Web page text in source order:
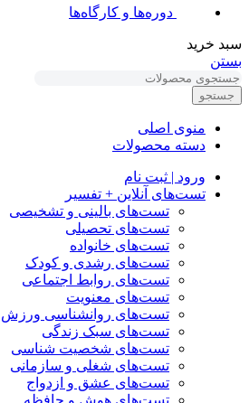
دوره‌ها و کارگاه‌ها
سبد خرید
بستن
جستجو
منوی اصلی
دسته محصولات
ورود | ثبت نام
تست‌های آنلاین + تفسیر
تست‌های بالینی و تشخیصی
تست‌های تحصیلی
تست‌های خانواده
تست‌های رشدی و کودک
تست‌های روابط اجتماعی
تست‌های معنویت
تست‌های روانشناسی ورزش
تست‌های سبک زندگی
تست‌های شخصیت شناسی
تست‌های شغلی و سازمانی
تست‌های عشق و ازدواج
تست‌های هوش و حافظه